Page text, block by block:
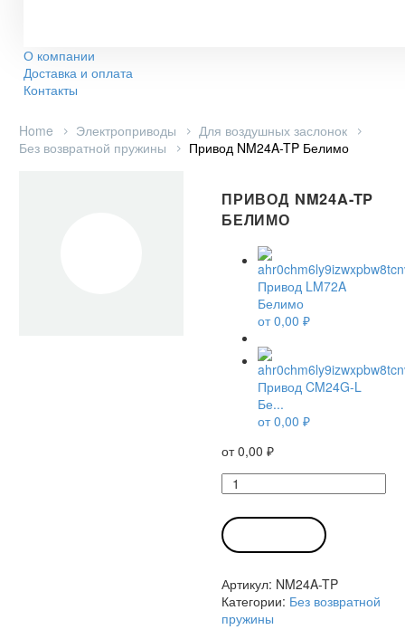
О компании
Доставка и оплата
Контакты
Home Электроприводы
Для воздушных заслонок
Без возвратной пружины
Привод NM24A-TP Белимо
ПРИВОД NM24A-TP
БЕЛИМО
Привод LM72A
Белимо
от0,00 ₽
Привод CM24G-L
Бе...
от0,00 ₽
от0,00 ₽
Количество
товара
Привод
NM24A-
TP
Артикул: NM24A-TP
Категории: Без возвратной
пружины